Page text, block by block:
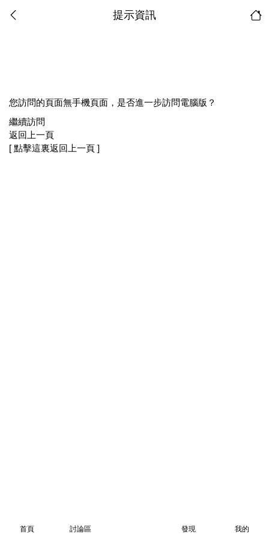
提示資訊
您訪問的頁面無手機頁面，是否進一步訪問電腦版？
繼續訪問
返回上一頁
[ 點擊這裏返回上一頁 ]
首頁 討論區 發現 我的